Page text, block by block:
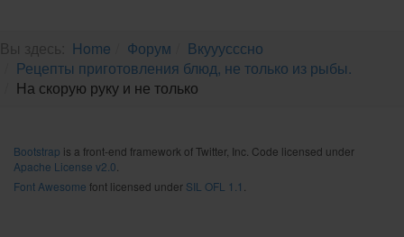
Home Форум
Вкууусссно
Рецепты приготовления блюд, не только из рыбы.
На скорую руку и не только
Bootstrap is a front-end framework of Twitter, Inc. Code licensed under
Apache License v2.0
Font Awesome font licensed under SIL OFL 1.1